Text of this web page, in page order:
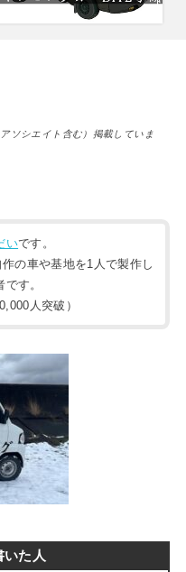
ソシエイト含む）掲載していま
いです。
の車や基地を1人で製作し
す。
人突破）
いた人